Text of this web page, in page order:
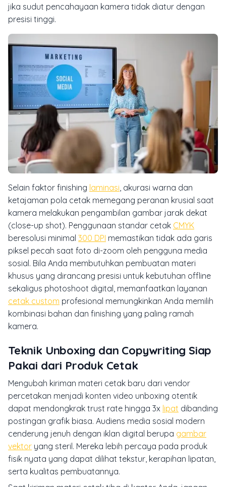
jika sudut pencahayaan kamera tidak diatur dengan
presisi tinggi.
Selain faktor finishing laminasi, akurasi warna dan
ketajaman pola cetak memegang peranan krusial saat
kamera melakukan pengambilan gambar jarak dekat
(close-up shot). Penggunaan standar cetak CMYK
beresolusi minimal 300 DPI memastikan tidak ada garis
piksel pecah saat foto di-zoom oleh pengguna media
sosial. Bila Anda membutuhkan pembuatan materi
khusus yang dirancang presisi untuk kebutuhan offline
sekaligus photoshoot digital, memanfaatkan layanan
cetak custom profesional memungkinkan Anda memilih
kombinasi bahan dan finishing yang paling ramah
kamera.
Teknik Unboxing dan Copywriting Siap
Pakai dari Produk Cetak
Mengubah kiriman materi cetak baru dari vendor
percetakan menjadi konten video unboxing otentik
dapat mendongkrak trust rate hingga 3x lipat dibanding
postingan grafik biasa. Audiens media sosial modern
cenderung jenuh dengan iklan digital berupa gambar
vektor yang steril. Mereka lebih percaya pada produk
fisik nyata yang dapat dilihat tekstur, kerapihan lipatan,
serta kualitas pembuatannya.